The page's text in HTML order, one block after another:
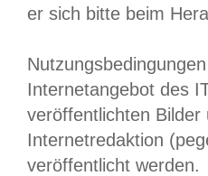
er sich bitte beim
Internetangebot des
veröffentlichten
Internetredaktion
veröffentlicht werden.